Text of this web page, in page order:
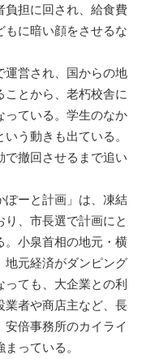
負担に回され、給食費
もに暗い顔をさせるな
営され、国からの地
とから、老朽校舎に
っている。学生のなか
う動きも出ている。
で撤回させるまで追い
ーと計画」は、凍結
、市長選で計画にと
。小泉首相の地元・横
地元経済がダンピング
ても、大企業との利
業者や商店主など、長
倍事務所のカイライ
っている。